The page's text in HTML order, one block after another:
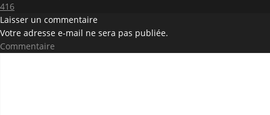
416
Laisser un commentaire
Votre adresse e-mail ne sera pas publiée.
Commentaire